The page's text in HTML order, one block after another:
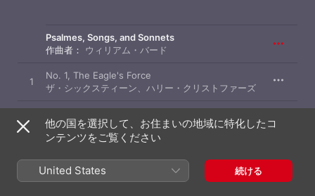
Psalmes, Songs, and Sonnets
作曲者：
ウィリアム・バード
1
No. 1, The Eagle's Force
ザ・シックスティーン
ハリー・クリストファーズ
2
ザ・シックスティーン
、ハリー・クリストファーズ
3
ザ・シックスティーン、ハリー・クリストファーズ
他の国を選択して、お住まいの地域に特化したコ
ンテンツをご覧ください
United States 続ける